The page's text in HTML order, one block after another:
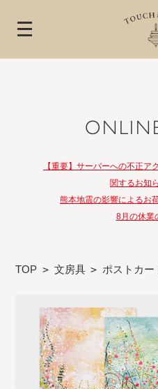
【重要】サーバーへの不正ア
関するお知
熊本地震の影響によるお
8月の休業
TOP > 文房具 > ポストカー